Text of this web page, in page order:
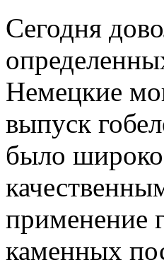
Сегодня
Немецкие
выпуск
было широко
применение
каменных